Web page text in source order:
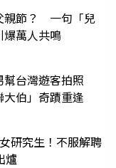
親節？ 一句「兒
爆萬人共鳴
幫台灣遊客拍照
伯」奇蹟重逢
研究生！不服解聘
爐